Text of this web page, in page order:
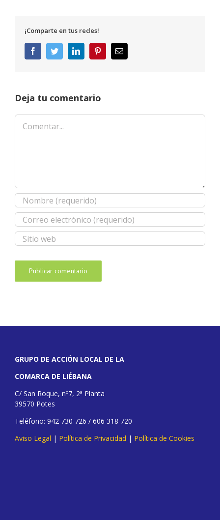
¡Comparte en tus redes!
FacebookTwitterLinkedInPinterestCorreo
electrónico
Deja tu comentario
Comentar
GRUPO DE ACCIÓN LOCAL DE LA
COMARCA DE LIÉBANA
C/ San Roque, nº7, 2ª Planta
39570 Potes
Teléfono: 942 730 726 / 606 318 720
Aviso Legal | Política de Privacidad | Política de Cookies